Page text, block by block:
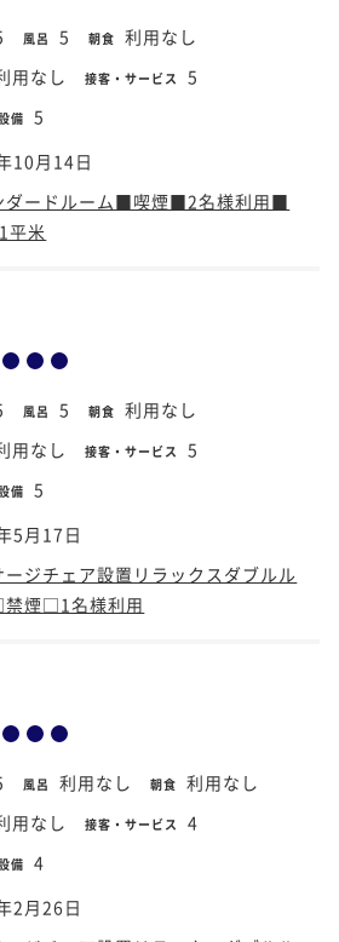
風呂 5 朝食 利用なし
用なし 接客・サービス 5
備 5
10月14日
ダードルーム■喫煙■2名様利用■
平米
風呂 5 朝食 利用なし
用なし 接客・サービス 5
備 5
5月17日
ージチェア設置リラックスダブルル
煙□1名様利用
風呂 利用なし 朝食 利用なし
用なし 接客・サービス 4
備 4
2月26日